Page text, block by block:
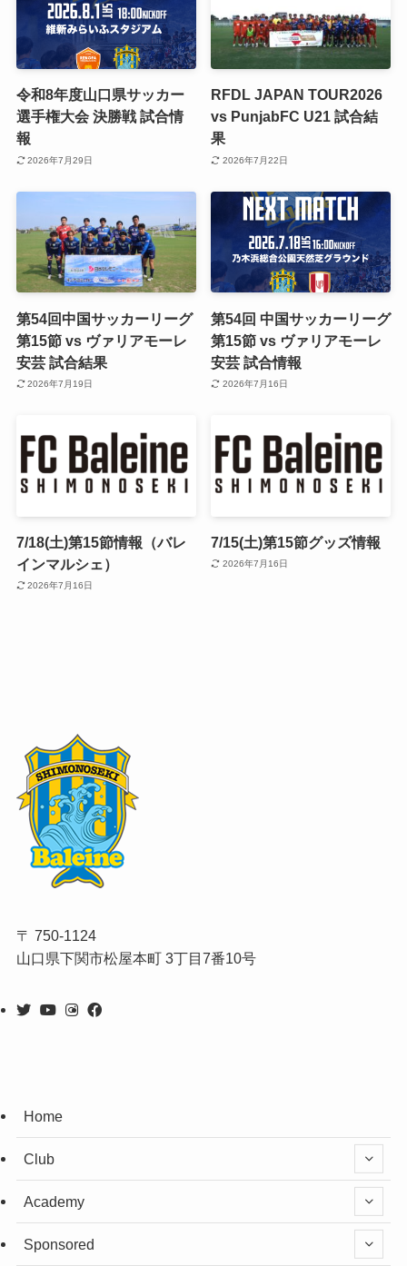
令和8年度山口県サッカー
選手権大会 決勝戦 試合情
報
2026年7月29日
RFDL JAPAN TOUR2026
vs PunjabFC U21 試合結
果
2026年7月22日
第54回中国サッカーリーグ
第15節 vs ヴァリアモーレ
安芸 試合結果
2026年7月19日
第54回 中国サッカーリーグ
第15節 vs ヴァリアモーレ
安芸 試合情報
2026年7月16日
7/18(土)第15節情報（バレ
インマルシェ）
2026年7月16日
7/15(土)第15節グッズ情報
2026年7月16日
〒 750-1124
山口県下関市松屋本町 3丁目7番10号
Home
Club
Academy
Sponsored